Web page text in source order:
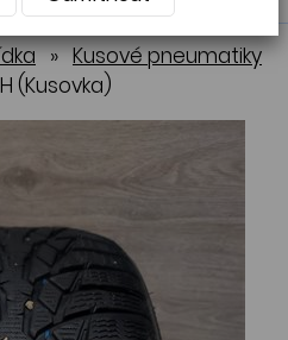
» Kusové pneumatiky
(Kusovka)